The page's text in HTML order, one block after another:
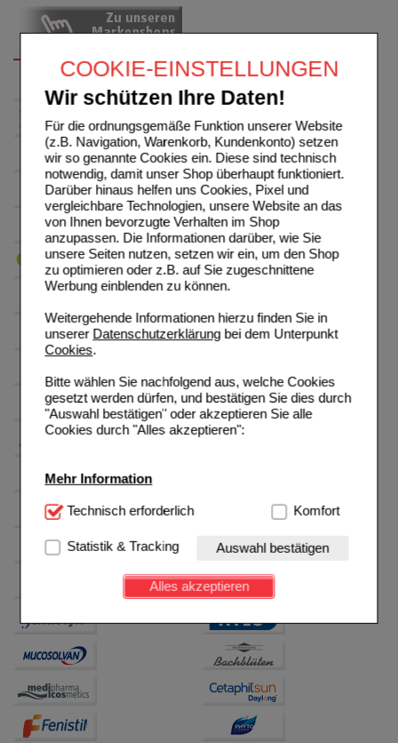
COOKIE-EINSTELLUNGEN
Wir schützen Ihre Daten!
Für die ordnungsgemäße Funktion unserer Website
(z.B. Navigation, Warenkorb, Kundenkonto) setzen
wir so genannte Cookies ein. Diese sind technisch
notwendig, damit unser Shop überhaupt funktioniert.
Darüber hinaus helfen uns Cookies, Pixel und
vergleichbare Technologien, unsere Website an das
von Ihnen bevorzugte Verhalten im Shop
anzupassen. Die Informationen darüber, wie Sie
unsere Seiten nutzen, setzen wir ein, um den Shop
zu optimieren oder z.B. auf Sie zugeschnittene
Werbung einblenden zu können.
Weitergehende Informationen hierzu finden Sie in
unserer Datenschutzerklärungbei dem Unterpunkt
Cookies.
Bitte wählen Sie nachfolgend aus, welche Cookies
gesetzt werden dürfen, und bestätigen Sie dies durch
"Auswahl bestätigen" oder akzeptieren Sie alle
Cookies durch "Alles akzeptieren":
Mehr Information
Technisch Notwendig:Hierbei handelt es sich um
Website notwendig sind (z.B. Navigation, Warenkorb,
Kundenkonto), weshalb auf diese nicht verzichtet
werden kann.
Einkaufserlebnis noch ansprechender zu gestalten,
Besuchers oder unsere Seite an bevorzugte
Verhaltensweisen (z.B. Spracheinstellung)
anzupassen. Komfort-Cookies ermöglichen es uns
auch auf Ihre Bedürfnisse zugeschrittene Inhalte
anzuzeigen und unser Partnerprogramm zu
betreiben.
Technisch erforderlich Komfort
Statistik & Tracking Auswahl bestätigen
Alles akzeptieren